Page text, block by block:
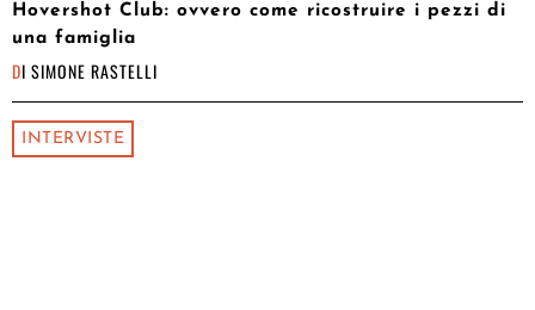
Hovershot Club: ovvero come ricostruire i pezzi di
una famiglia
DI SIMONE RASTELLI
INTERVISTE